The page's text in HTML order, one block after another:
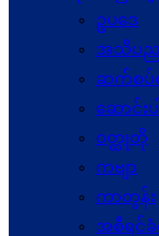
ဥပဒေ
အသိပည
ဆက်စပ်စ
ဆောင်းပ
ဝတ္ထုတို
ကဗျာ
ကာတွန်း
အစီရင်ခံ